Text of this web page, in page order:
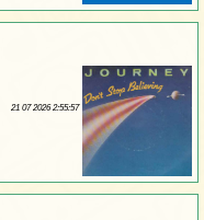
21 07 2026 2:55:57